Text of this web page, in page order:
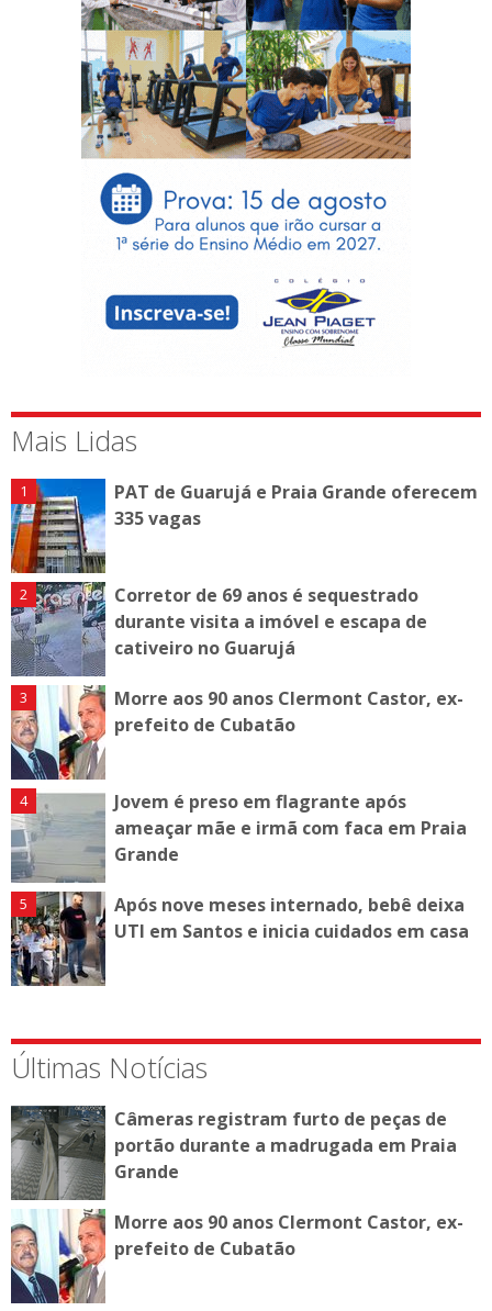
Mais Lidas
PAT de Guarujá e Praia Grande oferecem
335 vagas
Corretor de 69 anos é sequestrado
durante visita a imóvel e escapa de
cativeiro no Guarujá
Morre aos 90 anos Clermont Castor, ex-
prefeito de Cubatão
Jovem é preso em flagrante após
ameaçar mãe e irmã com faca em Praia
Grande
Após nove meses internado, bebê deixa
UTI em Santos e inicia cuidados em casa
Últimas Notícias
Câmeras registram furto de peças de
portão durante a madrugada em Praia
Grande
Morre aos 90 anos Clermont Castor, ex-
prefeito de Cubatão